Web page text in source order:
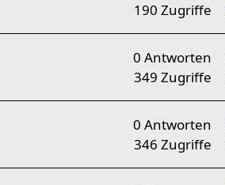
190Zugriffe
0Antworten
349Zugriffe
0Antworten
346Zugriffe